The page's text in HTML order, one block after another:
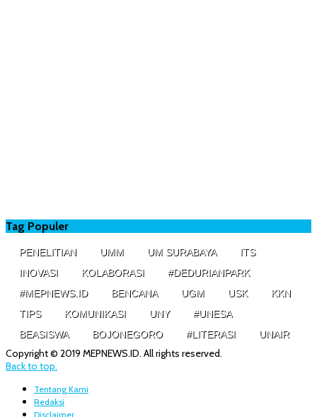
Tag Populer
PENELITIAN UMM UM SURABAYA
ITS
INOVASI
KOLABORASI
#DEDURIANPARK
#MEPNEWS.ID
BENCANA UGM USK
KKN
TIPS
KOMUNIKASI UNY
#UNESA
BEASISWA
BOJONEGORO #LITERASI UNAIR
Copyright © 2019 MEPNEWS.ID. All rights reserved.
Back to top.
Tentang Kami
Redaksi
Disclaimer